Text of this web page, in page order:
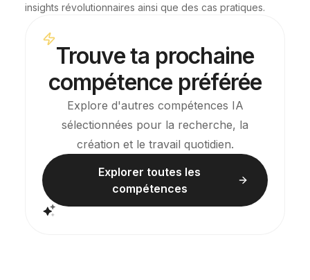
insights révolutionnaires ainsi que des cas pratiques.
Trouve ta prochaine
compétence préférée
Explore d'autres compétences IA
sélectionnées pour la recherche, la
création et le travail quotidien.
Explorer toutes les
compétences